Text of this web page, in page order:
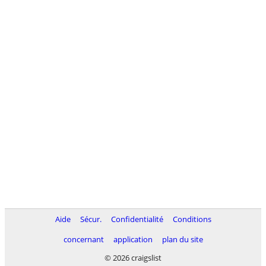
Aide Sécur. Confidentialité
Conditions
concernant
application
plan du site
© 2026 craigslist